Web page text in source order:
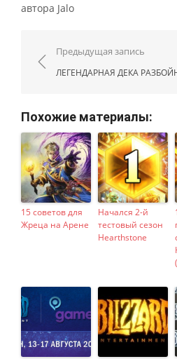
автора Jalo
Навигация по
Предыдущая запись
ЛЕГЕНДАРНАЯ ДЕКА
Похожие материалы:
15 советов для
Жреца на Арене
Начался 2-й
тестовый сезон
Hearthstone